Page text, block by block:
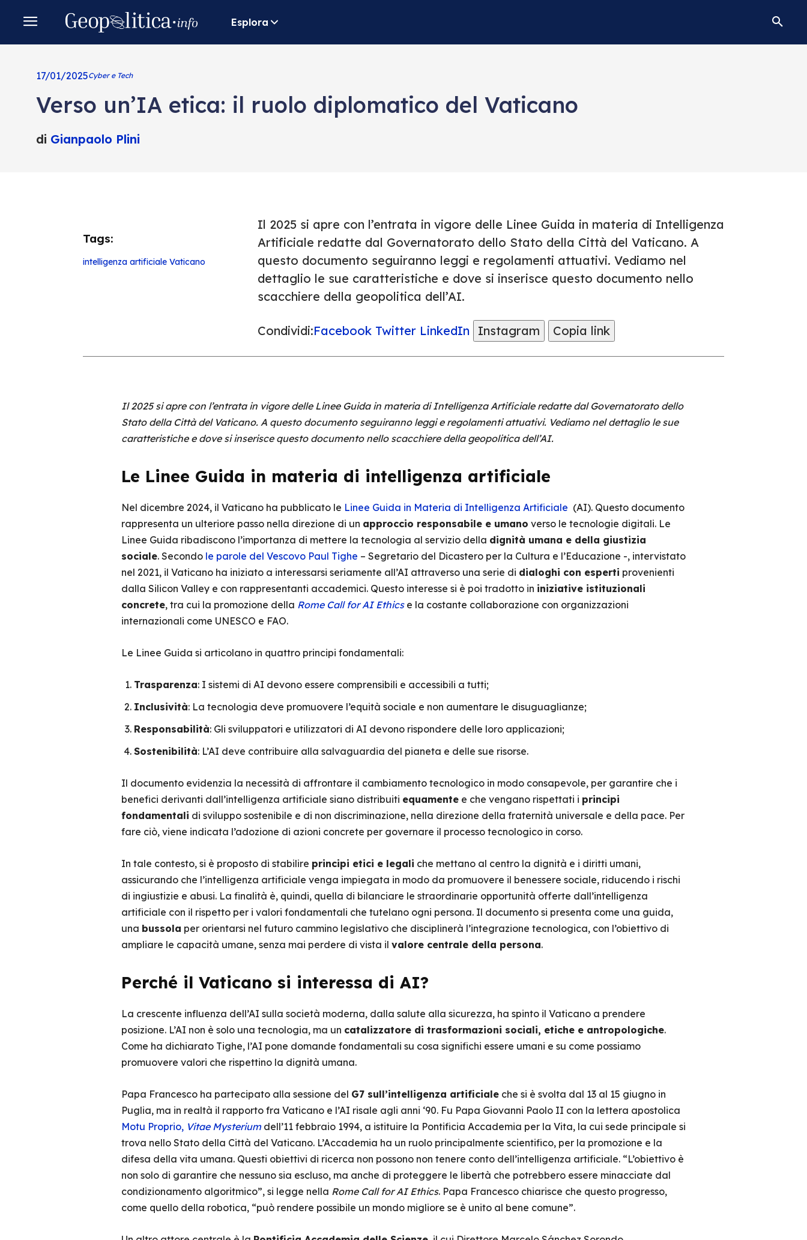
Esplora
17/01/2025Cyber e Tech
Verso un’IA etica: il ruolo diplomatico del Vaticano
di Gianpaolo Plini
Tags:
intelligenza artificiale Vaticano
Il 2025 si apre con l’entrata in vigore delle Linee Guida in materia di Intelligenza
Artificiale redatte dal Governatorato dello Stato della Città del Vaticano. A
questo documento seguiranno leggi e regolamenti attuativi. Vediamo nel
dettaglio le sue caratteristiche e dove si inserisce questo documento nello
scacchiere della geopolitica dell’AI.
Condividi:Facebook Twitter LinkedIn Instagram Copia link
Il 2025 si apre con l’entrata in vigore delle Linee Guida in materia di Intelligenza Artificiale redatte dal Governatorato dello
Stato della Città del Vaticano. A questo documento seguiranno leggi e regolamenti attuativi. Vediamo nel dettaglio le sue
caratteristiche e dove si inserisce questo documento nello scacchiere della geopolitica dell’AI.
Le Linee Guida in materia di intelligenza artificiale
Nel dicembre 2024, il Vaticano ha pubblicato le Linee Guida in Materia di Intelligenza Artificiale (AI). Questo documento
rappresenta un ulteriore passo nella direzione di un approccio responsabile e umano verso le tecnologie digitali. Le
Linee Guida ribadiscono l’importanza di mettere la tecnologia al servizio della dignità umana e della giustizia
sociale. Secondo le parole del Vescovo Paul Tighe – Segretario del Dicastero per la Cultura e l’Educazione -, intervistato
nel 2021, il Vaticano ha iniziato a interessarsi seriamente all’AI attraverso una serie di dialoghi con esperti provenienti
dalla Silicon Valley e con rappresentanti accademici. Questo interesse si è poi tradotto in iniziative istituzionali
concrete, tra cui la promozione della Rome Call for AI Ethicse la costante collaborazione con organizzazioni
internazionali come UNESCO e FAO.
Le Linee Guida si articolano in quattro principi fondamentali:
Trasparenza: I sistemi di AI devono essere comprensibili e accessibili a tutti;
Inclusività: La tecnologia deve promuovere l’equità sociale e non aumentare le disuguaglianze;
Responsabilità: Gli sviluppatori e utilizzatori di AI devono rispondere delle loro applicazioni;
Sostenibilità: L’AI deve contribuire alla salvaguardia del pianeta e delle sue risorse.
Il documento evidenzia la necessità di affrontare il cambiamento tecnologico in modo consapevole, per garantire che i
benefici derivanti dall’intelligenza artificiale siano distribuiti equamentee che vengano rispettati i principi
fondamentali di sviluppo sostenibile e di non discriminazione, nella direzione della fraternità universale e della pace. Per
fare ciò, viene indicata l’adozione di azioni concrete per governare il processo tecnologico in corso.
In tale contesto, si è proposto di stabilire principi etici e legali che mettano al centro la dignità e i diritti umani,
assicurando che l’intelligenza artificiale venga impiegata in modo da promuovere il benessere sociale, riducendo i rischi
di ingiustizie e abusi. La finalità è, quindi, quella di bilanciare le straordinarie opportunità offerte dall’intelligenza
artificiale con il rispetto per i valori fondamentali che tutelano ogni persona. Il documento si presenta come una guida,
una bussola per orientarsi nel futuro cammino legislativo che disciplinerà l’integrazione tecnologica, con l’obiettivo di
ampliare le capacità umane, senza mai perdere di vista il valore centrale della persona.
Perché il Vaticano si interessa di AI?
La crescente influenza dell’AI sulla società moderna, dalla salute alla sicurezza, ha spinto il Vaticano a prendere
posizione. L’AI non è solo una tecnologia, ma un catalizzatore di trasformazioni sociali, etiche e antropologiche.
Come ha dichiarato Tighe, l’AI pone domande fondamentali su cosa significhi essere umani e su come possiamo
promuovere valori che rispettino la dignità umana.
Papa Francesco ha partecipato alla sessione del G7 sull’intelligenza artificialeche si è svolta dal 13 al 15 giugno in
Puglia, ma in realtà il rapporto fra Vaticano e l’AI risale agli anni ‘90. Fu Papa Giovanni Paolo II con la lettera apostolica
Motu Proprio, Vitae Mysteriumdell’11 febbraio 1994, a istituire la Pontificia Accademia per la Vita, la cui sede principale si
trova nello Stato della Città del Vaticano. L’Accademia ha un ruolo principalmente scientifico, per la promozione e la
difesa della vita umana. Questi obiettivi di ricerca non possono non tenere conto dell’intelligenza artificiale. “L’obiettivo è
non solo di garantire che nessuno sia escluso, ma anche di proteggere le libertà che potrebbero essere minacciate dal
condizionamento algoritmico”, si legge nella Rome Call for AI Ethics. Papa Francesco chiarisce che questo progresso,
come quello della robotica, “può rendere possibile un mondo migliore se è unito al bene comune”.